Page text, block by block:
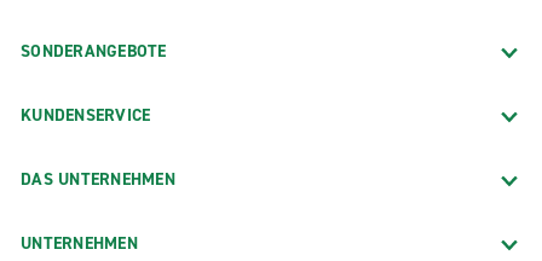
SONDERANGEBOTE
KUNDENSERVICE
DAS UNTERNEHMEN
UNTERNEHMEN